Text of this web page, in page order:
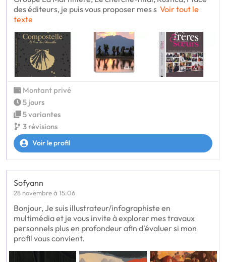
des éditeurs, je puis vous proposer mes s Voir tout le
texte
Montant privé
5 jours
5 variantes
3 révisions
Voir le profil
Sofyann
28 novembre à 15:06
Bonjour, Je suis illustrateur/infographiste en
multimédia et je vous invite à explorer mes travaux
personnels plus en profondeur afin d'évaluer si mon
profil vous convient.